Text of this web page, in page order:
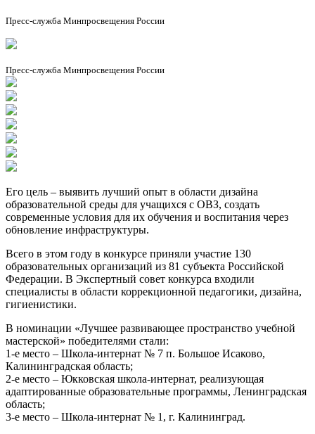
Пресс-служба Минпросвещения России
Пресс-служба Минпросвещения России
Его цель – выявить лучший опыт в области дизайна
образовательной среды для учащихся с ОВЗ, создать
современные условия для их обучения и воспитания через
обновление инфраструктуры.
Всего в этом году в конкурсе приняли участие 130
образовательных организаций из 81 субъекта Российской
Федерации. В Экспертный совет конкурса входили
специалисты в области коррекционной педагогики, дизайна,
гигиенистики.
В номинации «Лучшее развивающее пространство учебной
мастерской» победителями стали:
1-е место – Школа-интернат № 7 п. Большое Исаково,
Калининградская область;
2-е место – Юкковская школа-интернат, реализующая
адаптированные образовательные программы, Ленинградская
область;
3-е место – Школа-интернат № 1, г. Калининград.